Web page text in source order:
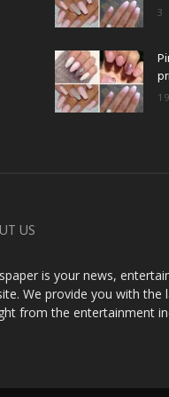
3
US
is your news,
We provide you with the
from the entertainment